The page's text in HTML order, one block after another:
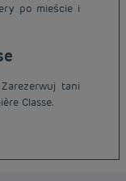
po mieście i
tani
Classe.